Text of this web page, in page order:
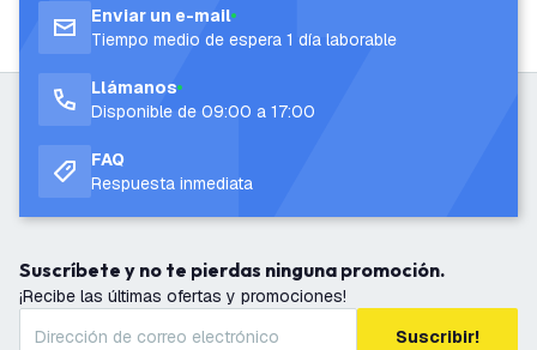
Enviar un e-mail
Tiempo medio de espera 1 día laborable
Llámanos
Disponible de 09:00 a 17:00
FAQ
Respuesta inmediata
Suscríbete y no te pierdas ninguna promoción.
¡Recibe las últimas ofertas y promociones!
Suscribir!